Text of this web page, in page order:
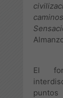
El